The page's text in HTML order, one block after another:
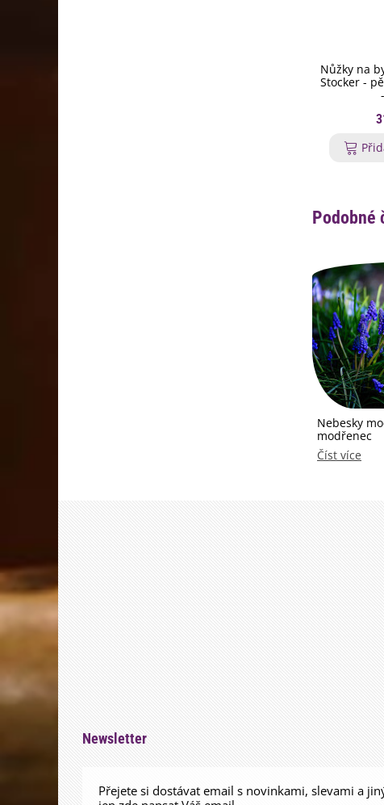
Nůžky na
Stocker -
Podobné
Nebesky
modřenec
Číst více
Newsletter
Přejete si dostávat email s novinkami, slevami a